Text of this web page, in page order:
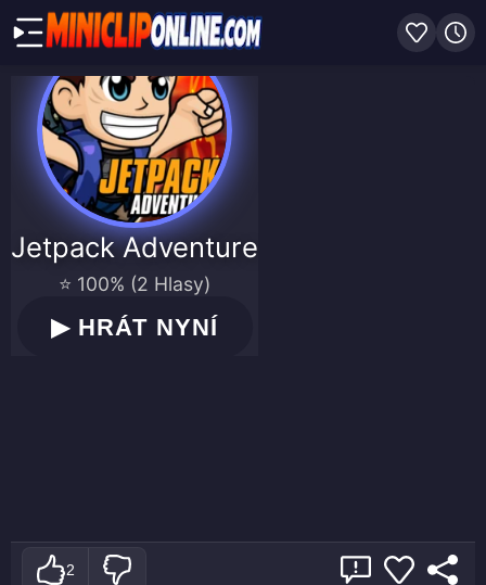
Jetpack Adventure
⭐ 100% (2 Hlasy)
▶ HRÁT NYNÍ
2